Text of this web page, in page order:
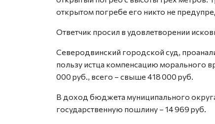
открытом погребе его никто не
Ответчик просил в удовлетворении
Северодвинский городской суд,
пользу истца компенсацию морального
000 руб., всего – свыше 418 000 руб.
В доход бюджета муниципального
государственную пошлину – 14 969 руб.